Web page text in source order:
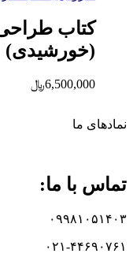
کتاب
(خورشیدی)
6,500,000﷼
نماد‌های ما
تماس با ما:
۰۹۹۸۱۰۵۱۴۰۳
۰۲۱-۴۴۶۹۰۷۶۱